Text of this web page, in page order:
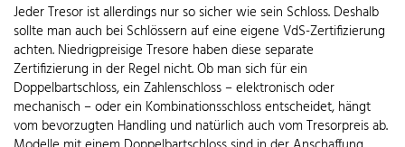
Jeder Tresor ist allerdings nur so sicher wie sein Schloss. Deshalb
sollte man auch bei Schlössern auf eine eigene VdS-Zertifizierung
achten. Niedrigpreisige Tresore haben diese separate
Zertifizierung in der Regel nicht. Ob man sich für ein
Doppelbartschloss, ein Zahlenschloss – elektronisch oder
mechanisch – oder ein Kombinationsschloss entscheidet, hängt
vom bevorzugten Handling und natürlich auch vom Tresorpreis ab.